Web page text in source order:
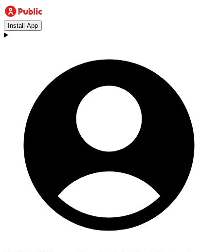
Install App